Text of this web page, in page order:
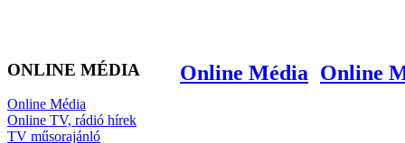
ONLINE MÉDIA
Online Média
Online TV, rádió hírek
TV műsorajánló
Online Média Online